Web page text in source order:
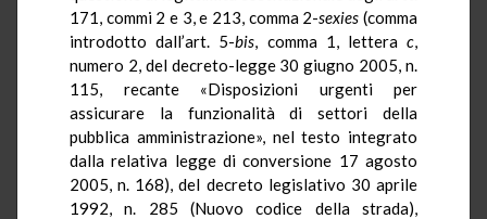
171, commi 2 e 3, e 213, comma 2-sexies (comma
introdotto dall’art. 5-bis, comma 1, letterac,
numero 2, del decreto-legge 30 giugno 2005, n.
115, recante «Disposizioni urgenti per
assicurare la funzionalità di settori della
pubblica amministrazione», nel testo integrato
dalla relativa legge di conversione 17 agosto
2005, n. 168), del decreto legislativo 30 aprile
1992, n. 285 (Nuovo codice della strada),